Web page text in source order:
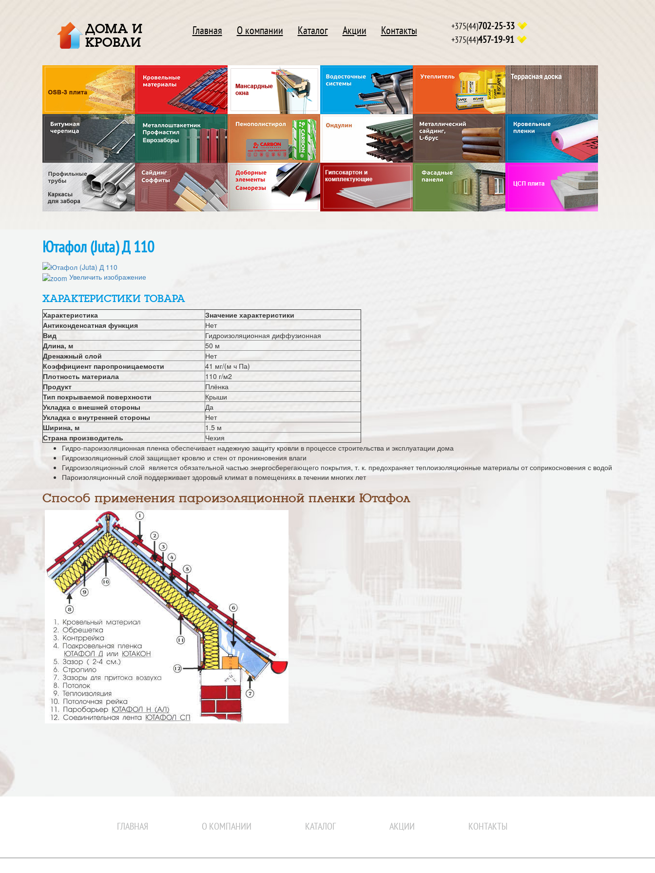
ДОМА И
КРОВЛИ
Главная О компании Каталог Акции Контакты +375(44)702-25-33
+375(44)457-19-91
Ютафол (Juta) Д 110
Увеличить изображение
ХАРАКТЕРИСТИКИ ТОВАРА
Характеристика
Значение характеристики
Антиконденсатная функция
Нет
Вид
Гидроизоляционная диффузионная
Длина, м
50 м
Дренажный слой
Нет
Коэффициент паропроницаемости
41 мг/(м ч Па)
Плотность материала
110 г/м2
Продукт
Плёнка
Тип покрываемой поверхности
Крыши
Укладка с внешней стороны
Да
Укладка с внутренней стороны
Нет
Ширина, м
1.5 м
Страна производитель
Чехия
Гидро-пароизоляционная пленка обеспечивает надежную защиту кровли в процессе строительства и эксплуатации дома
Гидроизоляционный слой защищает кровлю и стен от проникновения влаги
Гидроизоляционный слой является обязательной частью энергосберегающего покрытия, т. к. предохраняет теплоизоляционные материалы от соприкосновения с водой
Пароизоляционный слой поддерживает здоровый климат в помещениях в течении многих лет
Способ применения пароизоляционной пленки Ютафол
ГЛАВНАЯ О КОМПАНИИ КАТАЛОГ АКЦИИ КОНТАКТЫ